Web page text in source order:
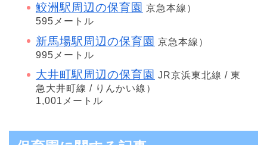
鮫洲駅周辺の保育園 京急本線）
595メートル
新馬場駅周辺の保育園 京急本線）
995メートル
大井町駅周辺の保育園 JR京浜東北線 / 東
急大井町線 / りんかい線）
1,001メートル